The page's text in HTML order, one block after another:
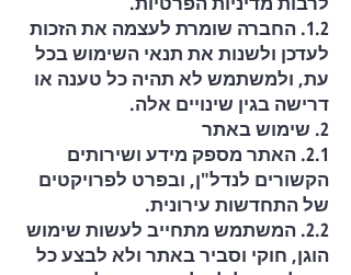
1.2. החברה שומרת לעצמה את הזכות
לעדכן ולשנות את תנאי השימוש בכל
עת, ולמשתמש לא תהיה כל טענה או
דרישה בגין שינויים אלה.
2. שימוש באתר
2.1. האתר מספק מידע ושירותים
הקשורים לנדל"ן, ובפרט לפרויקטים
של התחדשות עירונית.
2.2. המשתמש מתחייב לעשות שימוש
הוגן, חוקי וסביר באתר ולא לבצע כל